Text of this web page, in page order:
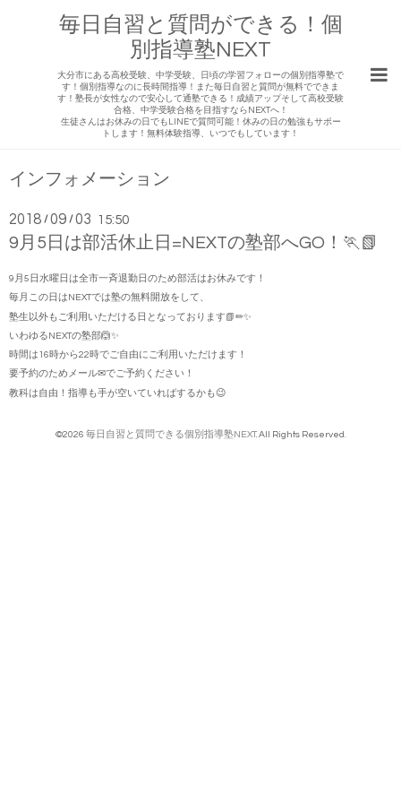
毎日自習と質問ができる！個
別指導塾NEXT
大分市にある高校受験、中学受験、日頃の学習フォローの個別指導塾で
す！個別指導なのに長時間指導！また毎日自習と質問が無料でできま
す！塾長が女性なので安心して通塾できる！成績アップそして高校受験
合格、中学受験合格を目指すならNEXTへ！
生徒さんはお休みの日でもLINEで質問可能！休みの日の勉強もサポー
トします！無料体験指導、いつでもしています！
インフォメーション
2018 /09 /03 15:50
9月5日は部活休止日=NEXTの塾部へGO！🏃📗
9月5日水曜日は全市一斉退勤日のため部活はお休みです！
毎月この日はNEXTでは塾の無料開放をして、
塾生以外もご利用いただける日となっております📗✏✨
いわゆるNEXTの塾部🙆✨
時間は16時から22時でご自由にご利用いただけます！
要予約のためメール✉でご予約ください！
教科は自由！指導も手が空いていればするかも😉
©2026 毎日自習と質問できる個別指導塾NEXT. All Rights Reserved.